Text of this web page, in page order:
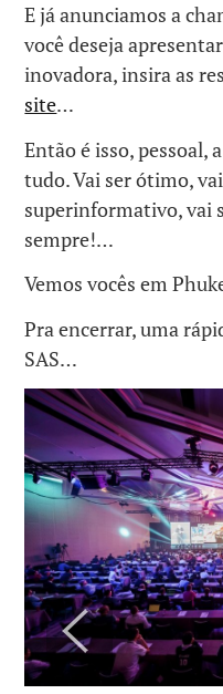
E já anunciamos a
você deseja
inovadora, insira as
site…
Então é isso, pessoal,
tudo. Vai ser ótimo,
superinformativo, vai
sempre!…
Vemos vocês em
Pra encerrar, uma
SAS…